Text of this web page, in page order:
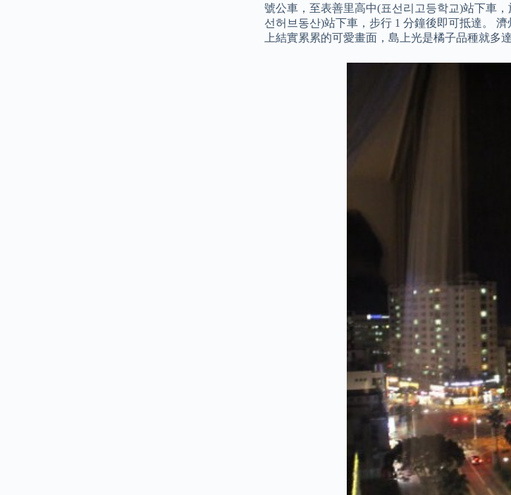
號公車，至表善里高中(표선리고등학교)站下車
선허브동산)站下車，步行 1 分鐘後即可抵達。
上結實累累的可愛畫面，島上光是橘子品種就多